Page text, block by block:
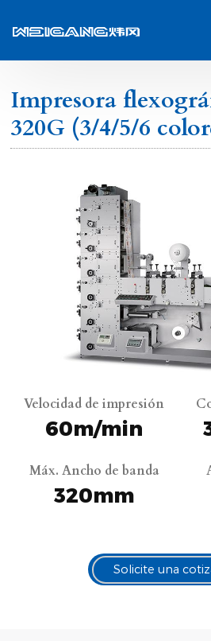
Impresora
320G (3/4/5/6
Velocidad de impresión
60m/min
Máx. Ancho de banda
320mm
Solicite una